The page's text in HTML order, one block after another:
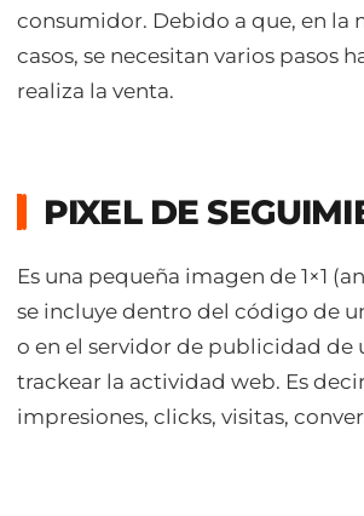
consumidor. Debido a que, en la
casos, se necesitan varios pasos
realiza la venta.
PIXEL DE
Es una pequeña imagen de 1×1
se incluye dentro del código de
o en el servidor de publicidad de
trackear la actividad web. Es
impresiones, clicks, visitas,